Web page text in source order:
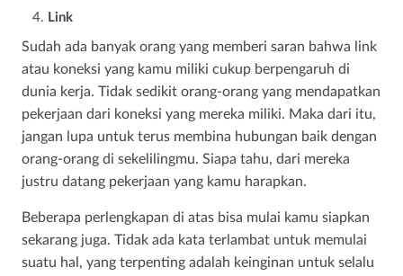
Link
Sudah ada banyak orang yang memberi saran bahwa link
atau koneksi yang kamu miliki cukup berpengaruh di
dunia kerja. Tidak sedikit orang-orang yang mendapatkan
pekerjaan dari koneksi yang mereka miliki. Maka dari itu,
jangan lupa untuk terus membina hubungan baik dengan
orang-orang di sekelilingmu. Siapa tahu, dari mereka
justru datang pekerjaan yang kamu harapkan.
Beberapa perlengkapan di atas bisa mulai kamu siapkan
sekarang juga. Tidak ada kata terlambat untuk memulai
suatu hal, yang terpenting adalah keinginan untuk selalu